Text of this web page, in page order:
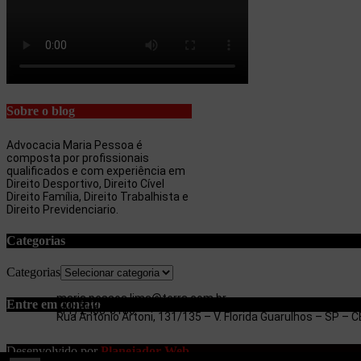
Sobre o blog
Advocacia Maria Pessoa é
composta por profissionais
qualificados e com experiência em
Direito Desportivo, Direito Cível
Direito Família, Direito Trabalhista e
Direito Previdenciario.
Categorias
Categorias
Entre em contato
Rua Antonio Artoni, 131/135 – V. Florida Guarulhos – SP –
(11) 2403-3180
(11) 97053-3654
maria.pessoa.lima@terra.com.br
Desenvolvido por Planejador Web